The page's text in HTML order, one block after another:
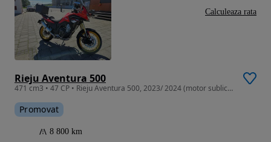
Rieju Aventura 500
471 cm3 • 47 CP • Rieju Aventura 500, 2023/ 2024 (motor sublicenta Honda CB500X
Promovat
8 800 km
Calculeaza rata